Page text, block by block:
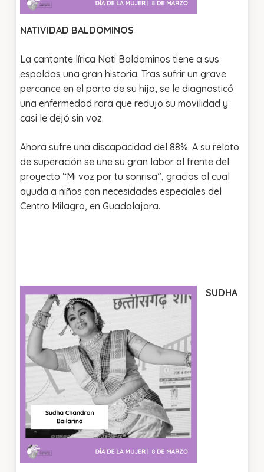
NATIVIDAD BALDOMINOS
La cantante lírica Nati Baldominos tiene a sus
espaldas una gran historia. Tras sufrir un grave
percance en el parto de su hija, se le diagnosticó
una enfermedad rara que redujo su movilidad y
casi le dejó sin voz.
Ahora sufre una discapacidad del 88%. A su relato
de superación se une su gran labor al frente del
proyecto “Mi voz por tu sonrisa”, gracias al cual
ayuda a niños con necesidades especiales del
Centro Milagro, en Guadalajara.
SUDHA